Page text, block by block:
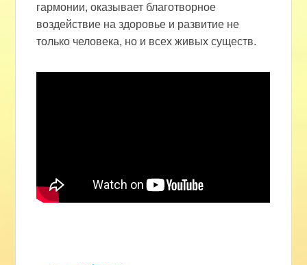
гармонии, оказывает благотворное
воздействие на здоровье и развитие не
только человека, но и всех живых существ.